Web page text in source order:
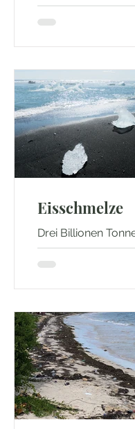
gehandelt.
NATIONAL
Eisschmelze
Drei Billionen
Eisschild in der
wie stark, das